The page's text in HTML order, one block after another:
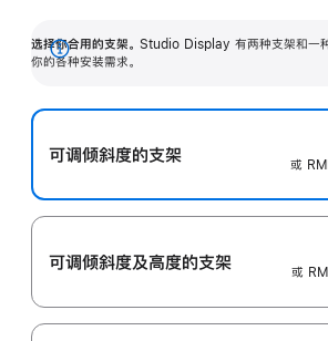
选择你合用的支架。 Studio Display 有两种支架和一种
你的各种安装需求。
展
可调倾斜度的支架
或
可调倾斜度及高‍度的支‍架
或